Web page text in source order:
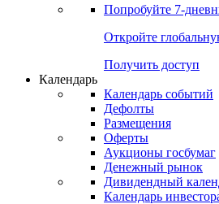
Попробуйте 7-
Откройте
Получить доступ
Календарь
Календарь событий
Дефолты
Размещения
Оферты
Аукционы госбумаг
Денежный рынок
Дивидендный
Календарь